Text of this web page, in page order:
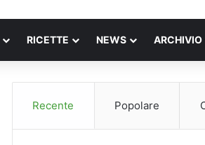
RICETTE NEWS ARCHIVIO
Recente Popolare